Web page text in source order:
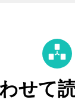
せて